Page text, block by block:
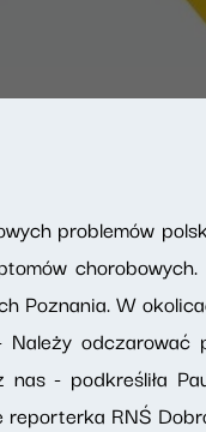
problemów
Poznania. W
Należy
- podkreśliła
reporterka RNŚ